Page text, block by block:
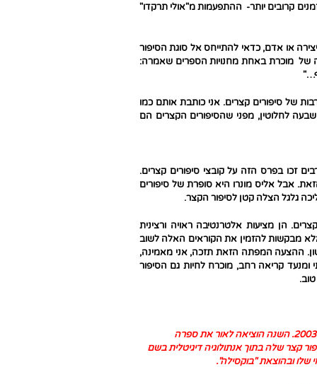
קרובים יותר- ההתפעמות מ"אולי תרקדו"
או אדם, כדאי להתייחס אל סוגת הסיפור
של מוכרת באחת מחנויות הספרים שאמרה:
של סיפורים קצרים. אני כותבת אותם כמו
שבעה לחלוטין, מפני שהסיפורים הקצרים הם
זכו בפרס הזה על קובצי סיפורים קצרים.
אבל אליס מונרו היא סופרת של סיפורים
גלגל הצלה קטן לסיפור הקצר.
הן מציעות אלטרנטיבה ראויה ורצינית
מבקשות להזמין את הקוראים האלה לשוב
ההצעה המפתה הזאת תזכה, אני מאמינה,
ומנעד קריאה רחב, מוכרח לחיות גם הסיפור
היא סופרת, זוכת פרס ראש הממשלה לסופרים עבריים לשנת 2003. השנה הוציאה לאור את ספרה
קצר שלה בתוך אנתולוגיה דיגיטלית בשם
שלו ובהוצאת "בוקסילה".